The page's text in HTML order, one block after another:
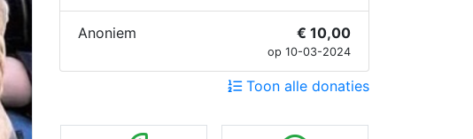
Anoniem € 10,00
op 10-03-2024
Toon alle donaties